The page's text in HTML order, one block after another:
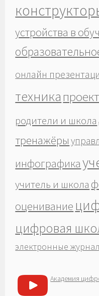
устройства в
онлайн
техника
родители и школа
тренажёры
инфографика
учитель и школа
оценивание
цифровая
электронные
Академия